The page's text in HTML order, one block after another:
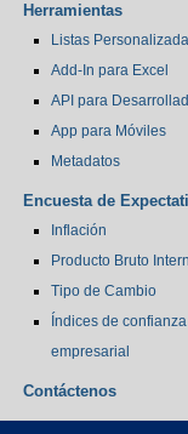
Herramientas
Listas
Add-In para Excel
API para
App para Móviles
Metadatos
Encuesta de
Inflación
Producto Bruto
Tipo de Cambio
Índices de confianza
empresarial
Contáctenos